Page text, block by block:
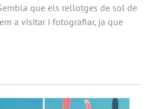
que els rellotges de sol de
a visitar i fotografiar, ja que